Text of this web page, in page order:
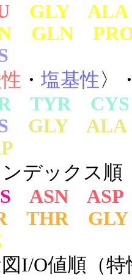
GLY
GLN
・ 塩基性 〉
TYR
GLY
デックス順
ASN
THR GLY
I/O値順（特